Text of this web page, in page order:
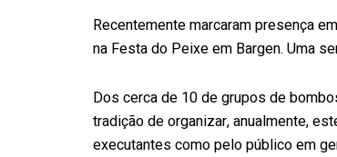
Recentemente marcaram presença
na Festa do Peixe em Bargen. Uma
Dos cerca de 10 de grupos de
tradição de organizar, anualmente,
executantes como pelo público em